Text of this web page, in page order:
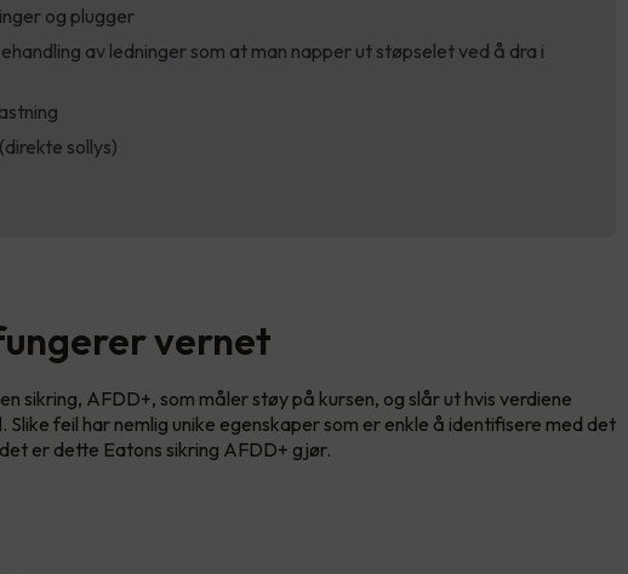
og plugger
av ledninger som at man napper ut støpselet ved å dra i
sollys)
vernet
sikring, AFDD+, som måler støy på kursen, og slår ut hvis verdiene
Slike feil har nemlig unike egenskaper som er enkle å identifisere med det
er dette Eatons sikring AFDD+ gjør.